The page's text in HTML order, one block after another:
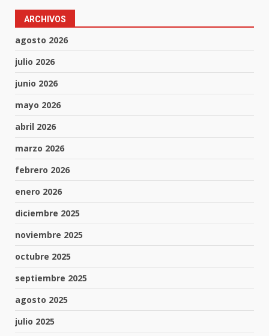
ARCHIVOS
agosto 2026
julio 2026
junio 2026
mayo 2026
abril 2026
marzo 2026
febrero 2026
enero 2026
diciembre 2025
noviembre 2025
octubre 2025
septiembre 2025
agosto 2025
julio 2025